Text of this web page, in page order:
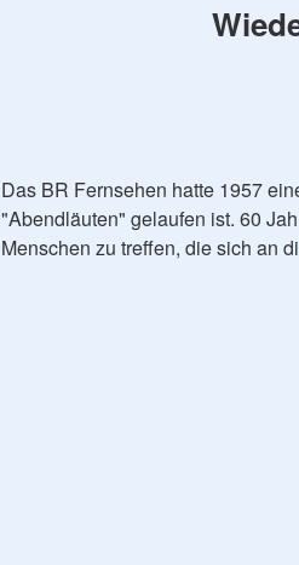
Das BR Fernsehen hatte 1957
"Abendläuten" gelaufen ist. 60
Menschen zu treffen, die sich an